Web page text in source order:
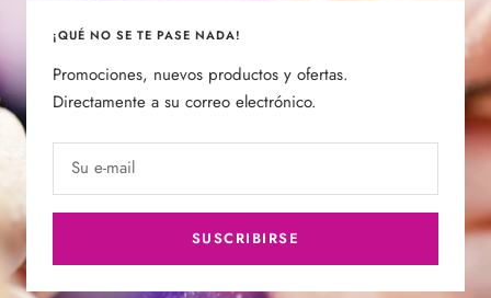
¡QUÉ NO SE TE PASE NADA!
Promociones, nuevos productos y ofertas.
Directamente a su correo electrónico.
Su e-mail
SUSCRIBIRSE